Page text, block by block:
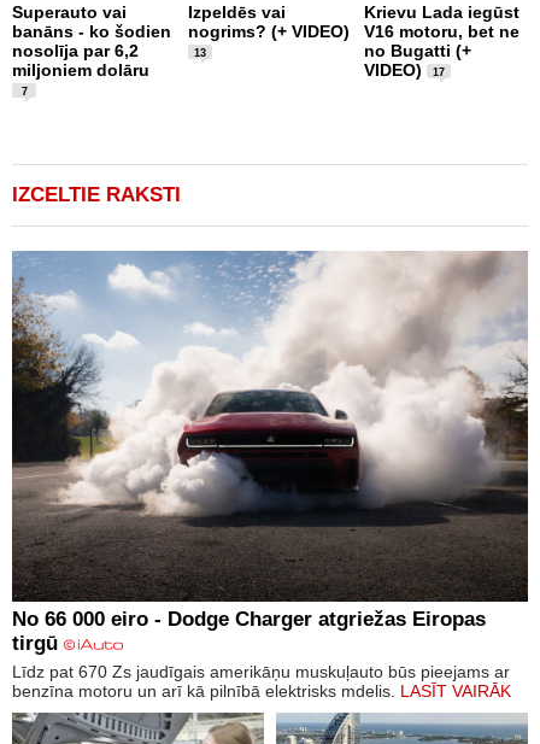
Superauto vai
banāns - ko šodien
nosolīja par 6,2
miljoniem dolāru
7
Izpeldēs vai
nogrims? (+ VIDEO)
13
Krievu Lada iegūst
V16 motoru, bet ne
no Bugatti (+
VIDEO)
17
IZCELTIE RAKSTI
No 66 000 eiro - Dodge Charger atgriežas Eiropas
tirgū
Līdz pat 670 Zs jaudīgais amerikāņu muskuļauto būs pieejams ar
benzīna motoru un arī kā pilnībā elektrisks mdelis. LASĪT VAIRĀK